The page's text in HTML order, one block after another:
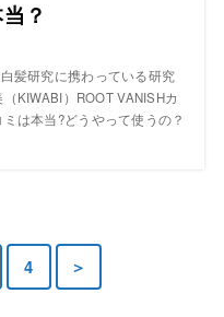
？
髪研究に携わっている研究
KIWABI）ROOT VANISHカ
は本当?どうやって使うの？
4 ＞